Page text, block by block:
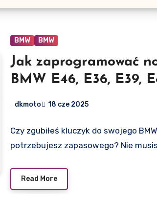
BMW BMW
Jak zaprogramować
BMW E46, E36, E39,
dkmoto 18 cze 2025
Czy zgubiłeś kluczyk do swojego
potrzebujesz zapasowego? Nie
Read More